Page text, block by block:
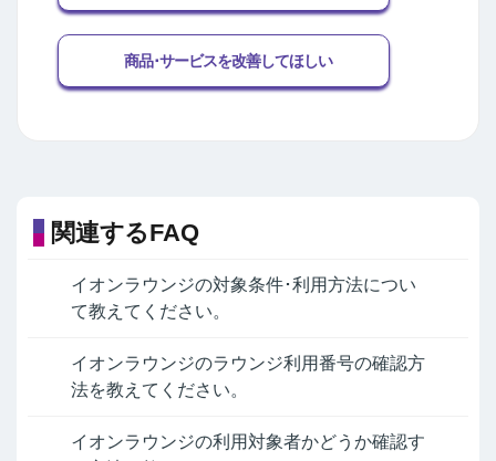
商品･サービスを改善してほしい
関連するFAQ
イオンラウンジの対象条件･利用方法につい
て教えてください。
イオンラウンジのラウンジ利用番号の確認方
法を教えてください。
イオンラウンジの利用対象者かどうか確認す